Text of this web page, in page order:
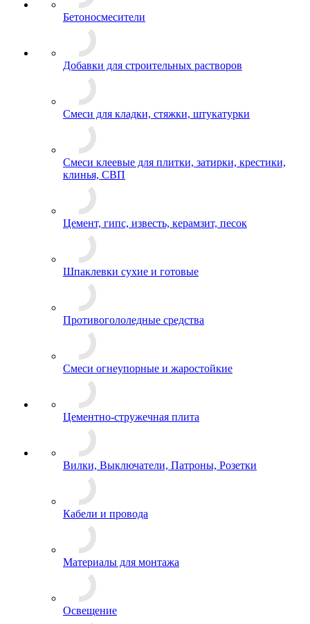
Бетоносмесители
Добавки для строительных растворов
Смеси для кладки, стяжки, штукатурки
Смеси клеевые для плитки, затирки, крестики,
клинья, СВП
Цемент, гипс, известь, керамзит, песок
Шпаклевки сухие и готовые
Противогололедные средства
Смеси огнеупорные и жаростойкие
Цементно-стружечная плита
Вилки, Выключатели, Патроны, Розетки
Кабели и провода
Материалы для монтажа
Освещение